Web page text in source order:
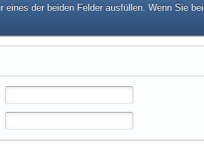
eines der beiden Felder ausfüllen. Wenn Sie